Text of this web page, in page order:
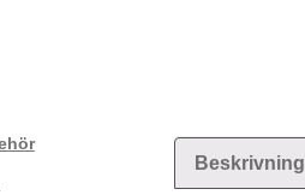
Beskrivning